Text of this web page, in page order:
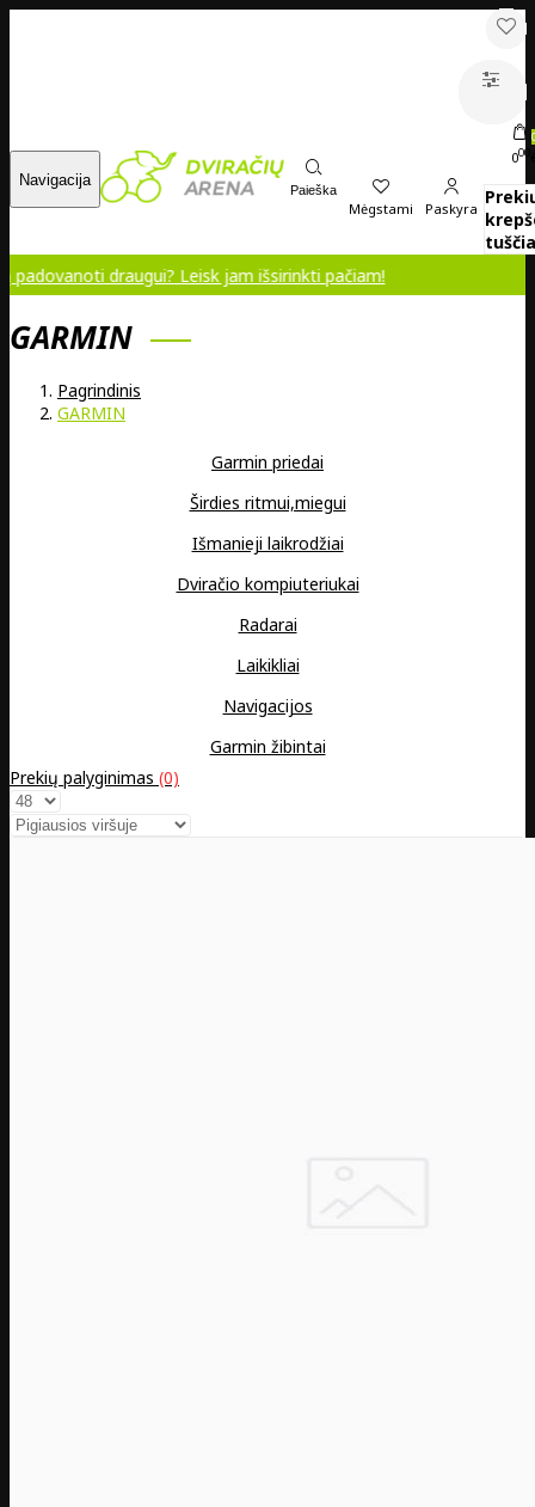
Navigacija
Paieška
Mėgstami Paskyra
000
draugui? Leisk jam išsirinkti pačiam!
GARMIN
Pagrindinis
GARMIN
Garmin priedai
Širdies ritmui,miegui
Išmanieji laikrodžiai
Dviračio kompiuteriukai
Radarai
Laikikliai
Navigacijos
Garmin žibintai
Prekių palyginimas (0)